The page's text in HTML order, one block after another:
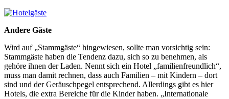
Andere Gäste
Wird auf „Stammgäste“ hingewiesen, sollte man vorsichtig sein:
Stammgäste haben die Tendenz dazu, sich so zu benehmen, als
gehöre ihnen der Laden. Nennt sich ein Hotel „familienfreundlich“,
muss man damit rechnen, dass auch Familien – mit Kindern – dort
sind und der Geräuschpegel entsprechend. Allerdings gibt es hier
Hotels, die extra Bereiche für die Kinder haben. „Internationale